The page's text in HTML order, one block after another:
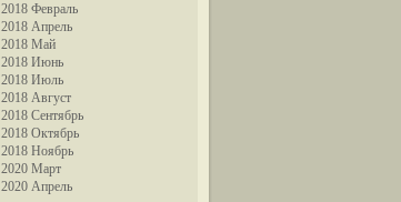
2018 Февраль
2018 Апрель
2018 Май
2018 Июнь
2018 Июль
2018 Август
2018 Сентябрь
2018 Октябрь
2018 Ноябрь
2020 Март
2020 Апрель